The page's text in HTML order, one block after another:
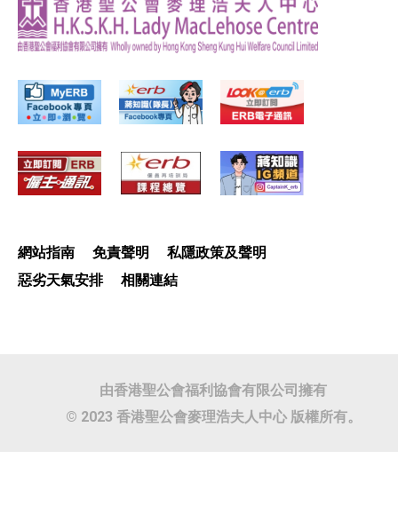
網站指南 免責聲明
私隱政策及聲明
惡劣天氣安排
相關連結
由香港聖公會福利協會有限公司擁有
© 2023 香港聖公會麥理浩夫人中心 版權所有。